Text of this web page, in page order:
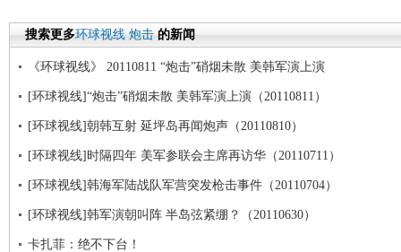
搜索更多环球视线 炮击 的新闻
《环球视线》 20110811 “炮击”硝烟未散 美韩军演上演
[环球视线]“炮击”硝烟未散 美韩军演上演（20110811）
[环球视线]朝韩互射 延坪岛再闻炮声（20110810）
[环球视线]时隔四年 美军参联会主席再访华（20110711）
[环球视线]韩海军陆战队军营突发枪击事件（20110704）
[环球视线]韩军演朝叫阵 半岛弦紧绷？（20110630）
卡扎菲：绝不下台！